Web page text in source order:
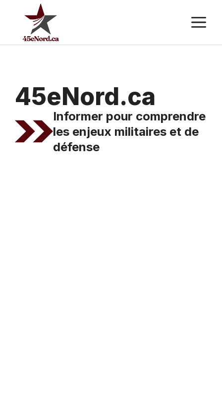
contenu
45eNord.ca
Informer pour comprendre
les enjeux militaires et de
défense